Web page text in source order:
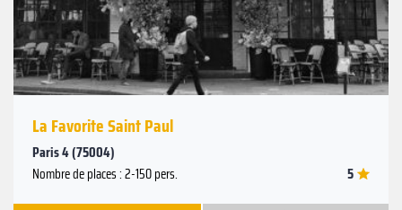
La Favorite Saint Paul
Paris 4 (75004)
Nombre de places : 2-150 pers. 5